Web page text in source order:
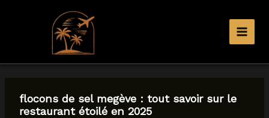
Aller
contenuflocons de sel megève : tout savoir sur le
restaurant étoilé en 2025